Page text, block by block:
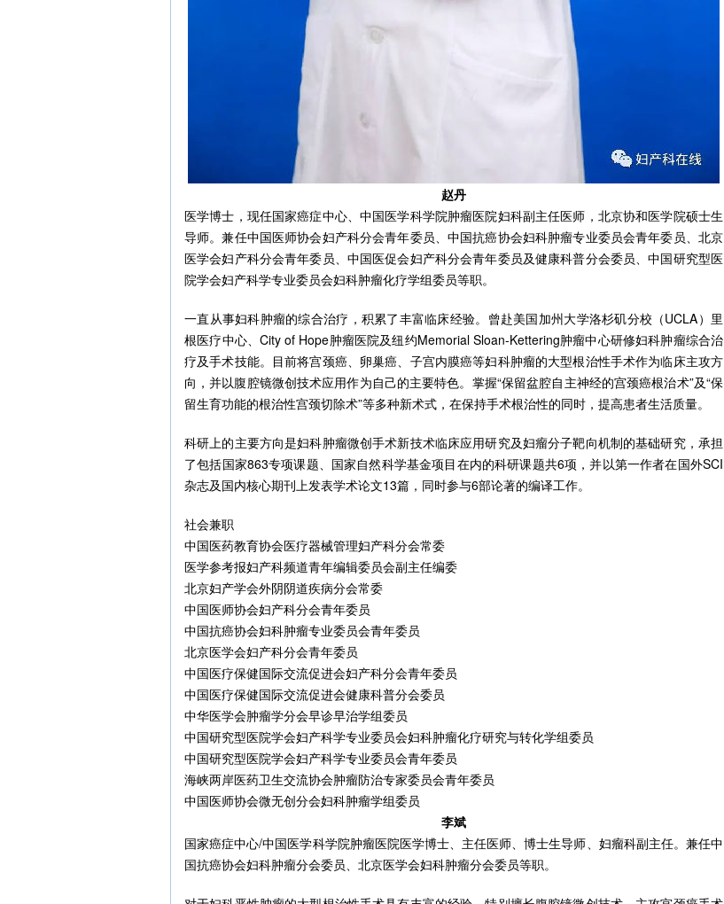
赵丹
医学博士，现任国家癌症中心、中国医学科学院肿瘤医院妇科副主任医师，北京协和医学院硕士生
导师。兼任中国医师协会妇产科分会青年委员、中国抗癌协会妇科肿瘤专业委员会青年委员、北京
医学会妇产科分会青年委员、中国医促会妇产科分会青年委员及健康科普分会委员、中国研究型医
院学会妇产科学专业委员会妇科肿瘤化疗学组委员等职。
一直从事妇科肿瘤的综合治疗，积累了丰富临床经验。曾赴美国加州大学洛杉矶分校（UCLA）里
根医疗中心、City of Hope肿瘤医院及纽约Memorial Sloan-Kettering肿瘤中心研修妇科肿瘤综合治
疗及手术技能。目前将宫颈癌、卵巢癌、子宫内膜癌等妇科肿瘤的大型根治性手术作为临床主攻方
向，并以腹腔镜微创技术应用作为自己的主要特色。掌握“保留盆腔自主神经的宫颈癌根治术”及“保
留生育功能的根治性宫颈切除术”等多种新术式，在保持手术根治性的同时，提高患者生活质量。
科研上的主要方向是妇科肿瘤微创手术新技术临床应用研究及妇瘤分子靶向机制的基础研究，承担
了包括国家863专项课题、国家自然科学基金项目在内的科研课题共6项，并以第一作者在国外SCI
杂志及国内核心期刊上发表学术论文13篇，同时参与6部论著的编译工作。
社会兼职
中国医药教育协会医疗器械管理妇产科分会常委
医学参考报妇产科频道青年编辑委员会副主任编委
北京妇产学会外阴阴道疾病分会常委
中国医师协会妇产科分会青年委员
中国抗癌协会妇科肿瘤专业委员会青年委员
北京医学会妇产科分会青年委员
中国医疗保健国际交流促进会妇产科分会青年委员
中国医疗保健国际交流促进会健康科普分会委员
中华医学会肿瘤学分会早诊早治学组委员
中国研究型医院学会妇产科学专业委员会妇科肿瘤化疗研究与转化学组委员
中国研究型医院学会妇产科学专业委员会青年委员
海峡两岸医药卫生交流协会肿瘤防治专家委员会青年委员
中国医师协会微无创分会妇科肿瘤学组委员
李斌
国家癌症中心/中国医学科学院肿瘤医院医学博士、主任医师、博士生导师、妇瘤科副主任。兼任中
国抗癌协会妇科肿瘤分会委员、北京医学会妇科肿瘤分会委员等职。